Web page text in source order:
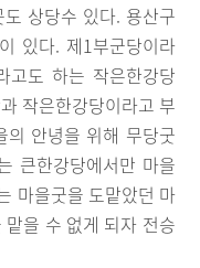
상당수 있다. 용산구
있다. 제1부군당이라
고도 하는 작은한강당
작은한강당이라고 부
안녕을 위해 무당굿
큰한강당에서만 마을
마을굿을 도맡았던 마
을 수 없게 되자 전승